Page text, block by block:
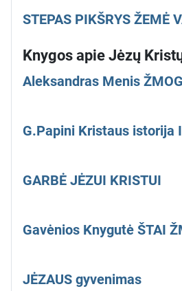
STEPAS PIKŠRYS ŽEMĖ
Knygos apie Jėzų
Aleksandras Menis
G.Papini Kristaus istorija
GARBĖ JĖZUI KRISTUI
Gavėnios Knygutė ŠTAI
JĖZAUS gyvenimas